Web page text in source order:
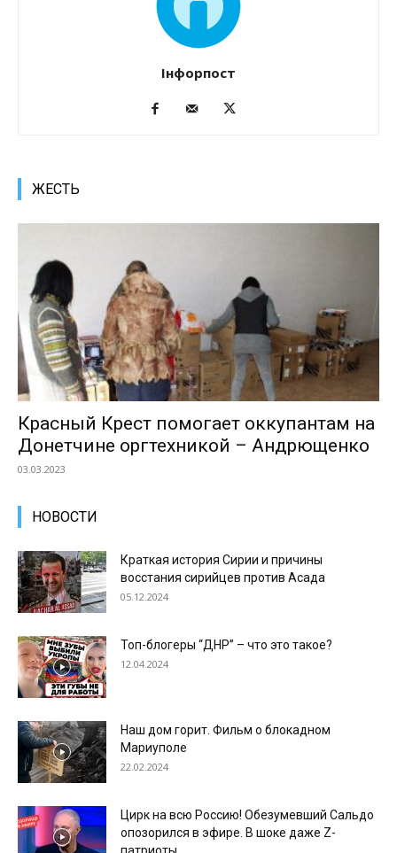
Інфорпост
ЖЕСТЬ
Красный Крест помогает оккупантам на
Донетчине оргтехникой – Андрющенко
03.03.2023
НОВОСТИ
Краткая история Сирии и причины
восстания сирийцев против Асада
05.12.2024
Топ-блогеры “ДНР” – что это такое?
12.04.2024
Наш дом горит. Фильм о блокадном
Мариуполе
22.02.2024
Цирк на всю Россию! Обезумевший Сальдо
опозорился в эфире. В шоке даже Z-